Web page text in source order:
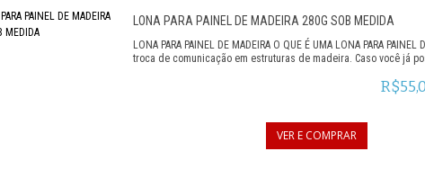
LONA PARA PAINEL DE MADEIRA 280G SOB MEDIDA
LONA PARA PAINEL DE MADEIRA O QUE É UMA LONA PARA
troca de comunicação em estruturas de madeira. Caso você já
VER E COMPRAR